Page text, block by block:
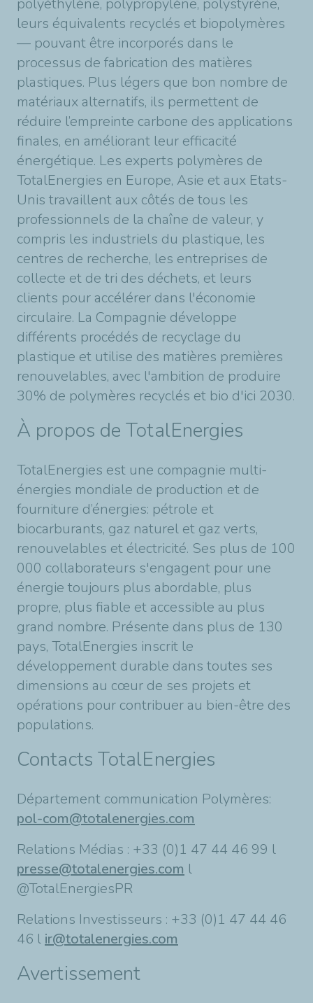
polyéthylène, polypropylène, polystyrène,
leurs équivalents recyclés et biopolymères
— pouvant être incorporés dans le
processus de fabrication des matières
plastiques. Plus légers que bon nombre de
matériaux alternatifs, ils permettent de
réduire l’empreinte carbone des applications
finales, en améliorant leur efficacité
énergétique. Les experts polymères de
TotalEnergies en Europe, Asie et aux Etats-
Unis travaillent aux côtés de tous les
professionnels de la chaîne de valeur, y
compris les industriels du plastique, les
centres de recherche, les entreprises de
collecte et de tri des déchets, et leurs
clients pour accélérer dans l'économie
circulaire. La Compagnie développe
différents procédés de recyclage du
plastique et utilise des matières premières
renouvelables, avec l'ambition de produire
30% de polymères recyclés et bio d'ici 2030.
À propos de TotalEnergies
TotalEnergies est une compagnie multi-
énergies mondiale de production et de
fourniture d’énergies: pétrole et
biocarburants, gaz naturel et gaz verts,
renouvelables et électricité. Ses plus de 100
000 collaborateurs s'engagent pour une
énergie toujours plus abordable, plus
propre, plus fiable et accessible au plus
grand nombre. Présente dans plus de 130
pays, TotalEnergies inscrit le
développement durable dans toutes ses
dimensions au cœur de ses projets et
opérations pour contribuer au bien-être des
populations.
Contacts TotalEnergies
Département communication Polymères:
pol-com@totalenergies.com
Relations Médias : +33 (0)1 47 44 46 99 l
presse@totalenergies.com l
@TotalEnergiesPR
Relations Investisseurs : +33 (0)1 47 44 46
46 l ir@totalenergies.com
Avertissement